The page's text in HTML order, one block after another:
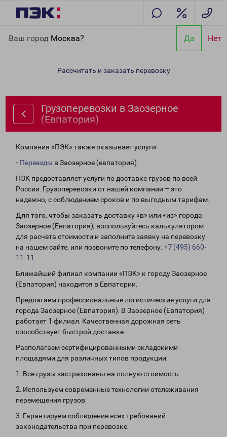
Ваш город Москва? Да Нет
(Евпатория)
Рассчитать и заказать перевозку
Грузоперевозки в Заозерное
(Евпатория)
Компания «ПЭК» также оказывает услуги:
- Переезды в Заозерное (евпатория)
ПЭК предоставляет услуги по доставке грузов по всей
России. Грузоперевозки от нашей компании – это
надежно, с соблюдением сроков и по выгодным тарифам.
Для того, чтобы заказать доставку «в» или «из» города
Заозерное (Евпатория), воспользуйтесь калькулятором
для расчета стоимости и заполните заявку на перевозку
на нашем сайте, или позвоните по телефону: +7 (495) 660-
11-11
Ближайший филиал компании «ПЭК» к городу Заозерное
(Евпатория) находится в Евпатории.
Предлагаем профессиональные логистические услуги для
города Заозерное (Евпатория). В Заозерное (Евпатория)
работает 1 филиал. Качественная дорожная сеть
способствует быстрой доставке.
Располагаем сертифицированными складскими
площадями для различных типов продукции.
1. Все грузы застрахованы на полную стоимость.
2. Используем современные технологии отслеживания
перемещения грузов.
3. Гарантируем соблюдение всех требований
законодательства при перевозке.